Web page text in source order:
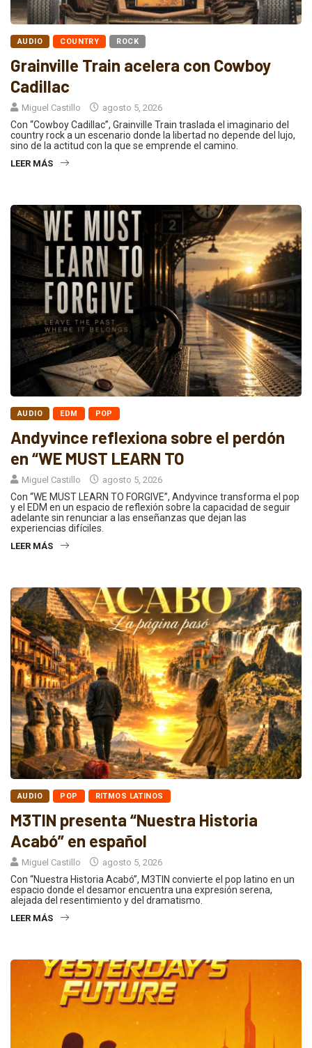
AUDIO COUNTRY ROCK
Grainville Train acelera con Cowboy
Cadillac
Miguel Castillo agosto 5, 2026
Con “Cowboy Cadillac”, Grainville Train traslada el imaginario del
country rock a un escenario donde la libertad no depende del lujo,
sino de la actitud con la que se emprende el camino.
LEER MÁS
AUDIO EDM POP
Andyvince reflexiona sobre el perdón
en “WE MUST LEARN TO
Miguel Castillo agosto 5, 2026
Con “WE MUST LEARN TO FORGIVE”, Andyvince transforma el pop
y el EDM en un espacio de reflexión sobre la capacidad de seguir
adelante sin renunciar a las enseñanzas que dejan las
experiencias difíciles.
LEER MÁS
AUDIO POP RITMOS LATINOS
M3TIN presenta “Nuestra Historia
Acabó” en español
Miguel Castillo agosto 5, 2026
Con “Nuestra Historia Acabó”, M3TIN convierte el pop latino en un
espacio donde el desamor encuentra una expresión serena,
alejada del resentimiento y del dramatismo.
LEER MÁS